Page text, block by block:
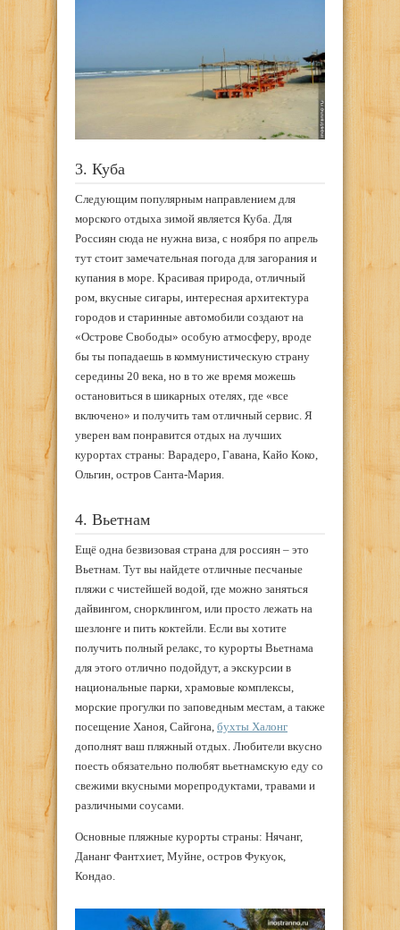
3. Куба
Следующим популярным направлением для
морского отдыха зимой является Куба. Для
Россиян сюда не нужна виза, с ноября по апрель
тут стоит замечательная погода для загорания и
купания в море. Красивая природа, отличный
ром, вкусные сигары, интересная архитектура
городов и старинные автомобили создают на
«Острове Свободы» особую атмосферу, вроде
бы ты попадаешь в коммунистическую страну
середины 20 века, но в то же время можешь
остановиться в шикарных отелях, где «все
включено» и получить там отличный сервис. Я
уверен вам понравится отдых на лучших
курортах страны: Варадеро, Гавана, Кайо Коко,
Ольгин, остров Санта-Мария.
4. Вьетнам
Ещё одна безвизовая страна для россиян – это
Вьетнам. Тут вы найдете отличные песчаные
пляжи с чистейшей водой, где можно заняться
дайвингом, снорклингом, или просто лежать на
шезлонге и пить коктейли. Если вы хотите
получить полный релакс, то курорты Вьетнама
для этого отлично подойдут, а экскурсии в
национальные парки, храмовые комплексы,
морские прогулки по заповедным местам, а также
посещение Ханоя, Сайгона, бухты Халонг
дополнят ваш пляжный отдых. Любители вкусно
поесть обязательно полюбят вьетнамскую еду со
свежими вкусными морепродуктами, травами и
различными соусами.
Основные пляжные курорты страны: Нячанг,
Дананг Фантхиет, Муйне, остров Фукуок,
Кондао.